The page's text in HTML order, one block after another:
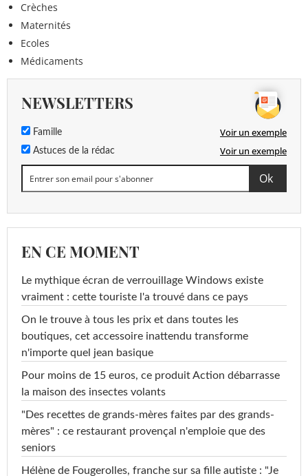
Crèches
Maternités
Ecoles
Médicaments
NEWSLETTERS
Famille Voir un exemple
Astuces de la rédac Voir un exemple
EN CE MOMENT
Le mythique écran de verrouillage Windows existe
vraiment : cette touriste l'a trouvé dans ce pays
On le trouve à tous les prix et dans toutes les
boutiques, cet accessoire inattendu transforme
n'importe quel jean basique
Pour moins de 15 euros, ce produit Action débarrasse
la maison des insectes volants
"Des recettes de grands-mères faites par des grands-
mères" : ce restaurant provençal n'emploie que des
seniors
Hélène de Fougerolles, franche sur sa fille autiste : "Je